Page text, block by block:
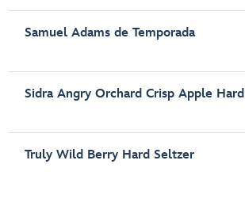
Samuel Adams de Temporada
Sidra Angry Orchard Crisp Apple Hard
Truly Wild Berry Hard Seltzer